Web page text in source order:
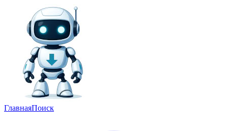
ГлавнаяПоиск